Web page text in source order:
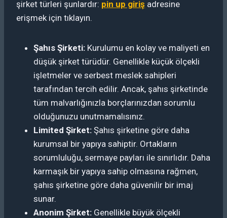
şirket türleri şunlardır: pin up giriş adresine
erişmek için tıklayın.
Şahıs Şirketi: Kurulumu en kolay ve maliyeti en
düşük şirket türüdür. Genellikle küçük ölçekli
işletmeler ve serbest meslek sahipleri
tarafından tercih edilir. Ancak, şahıs şirketinde
tüm malvarlığınızla borçlarınızdan sorumlu
olduğunuzu unutmamalısınız.
Limited Şirket: Şahıs şirketine göre daha
kurumsal bir yapıya sahiptir. Ortakların
sorumluluğu, sermaye payları ile sınırlıdır. Daha
karmaşık bir yapıya sahip olmasına rağmen,
şahıs şirketine göre daha güvenilir bir imaj
sunar.
Anonim Şirket: Genellikle büyük ölçekli